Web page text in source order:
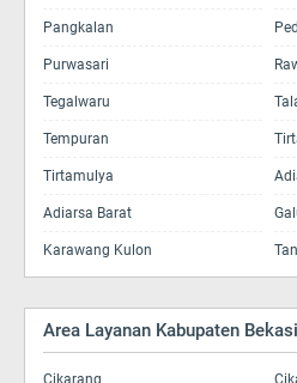
Pangkalan
Purwasari
Tegalwaru
Tempuran
Tirtamulya
Adiarsa Barat
Karawang Kulon
Area Layanan Kabupaten Bekasi
Cikarang